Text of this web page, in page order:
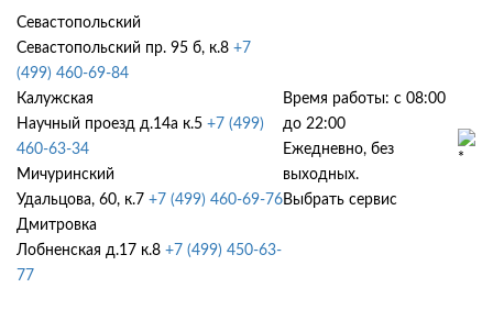
Севастопольский
Севастопольский пр. 95 б, к.8 +7
(499) 460-69-84
Калужская
Научный проезд д.14а к.5 +7 (499)
460-63-34
Мичуринский
Удальцова, 60, к.7 +7 (499) 460-69-76
Дмитровка
Лобненская д.17 к.8 +7 (499) 450-63-
77
Время работы: с 08:00
до 22:00
Ежедневно, без
выходных.
Выбрать сервис